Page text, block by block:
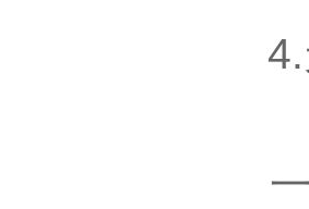
4.天
一